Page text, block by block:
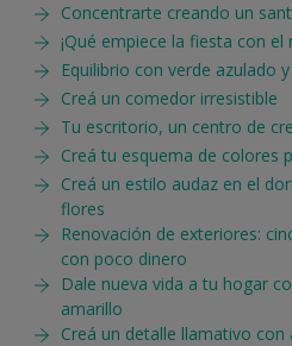
Concentrarte creando un
¡Qué empiece la fiesta con el
Equilibrio con verde azulado
Creá un comedor irresistible
Tu escritorio, un centro de
Creá tu esquema de colores
Creá un estilo audaz en el
flores
Renovación de exteriores:
con poco dinero
Dale nueva vida a tu hogar
amarillo
Creá un detalle llamativo